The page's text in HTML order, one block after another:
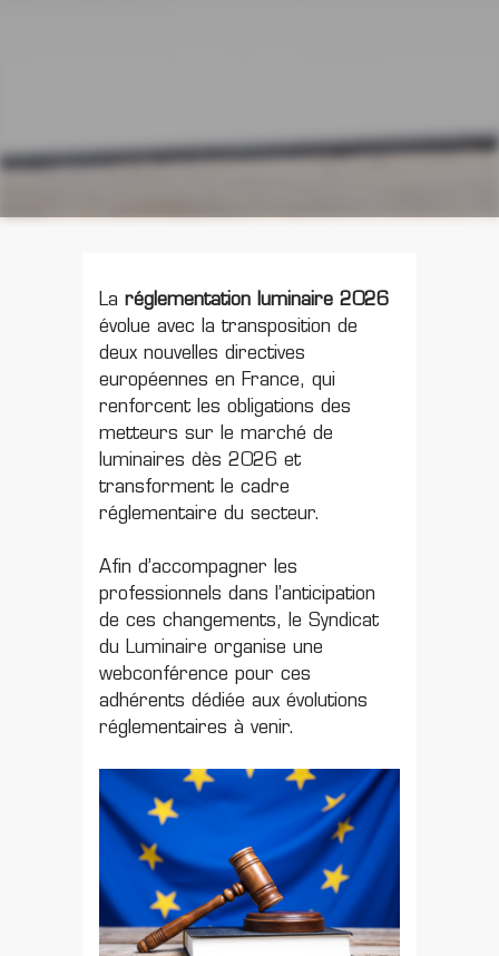
La réglementation luminaire 2026
évolue avec la transposition de
deux nouvelles directives
européennes en France, qui
renforcent les obligations des
metteurs sur le marché de
luminaires dès 2026 et
transforment le cadre
réglementaire du secteur.
Afin d’accompagner les
professionnels dans l’anticipation
de ces changements, le Syndicat
du Luminaire organise une
webconférence pour ces
adhérents dédiée aux évolutions
réglementaires à venir.